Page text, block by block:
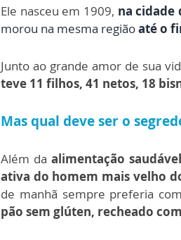
Ele nasceu em 1909, na cidade
morou na mesma regiãoaté o
Junto ao grande amor de sua
teve 11 filhos, 41 netos, 18
Mas qual deve ser o
Além da alimentação saudável
ativa do homem mais velho
de manhã sempre preferia
pão sem glúten, recheado